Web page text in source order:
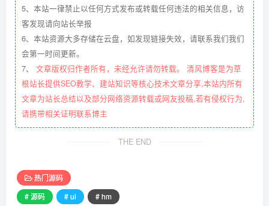
5、本站一律禁止以任何方式发布或转载任何违法的相关信息，访
客发现请向站长举报
6、本站资源大多存储在云盘，如发现链接失效，请联系我们我们
会第一时间更新。
7、 文章版权归作者所有，未经允许请勿转载。 清风博客是为草
根站长提供SEO教学、建站知识等核心技术文章分享,本站内所有
文章为站长总结以及部分网络资源转载或网友投稿,若有侵权行为,
请携带相关证明联系博主
THE END
热门源码
# 源码
# ui # hm